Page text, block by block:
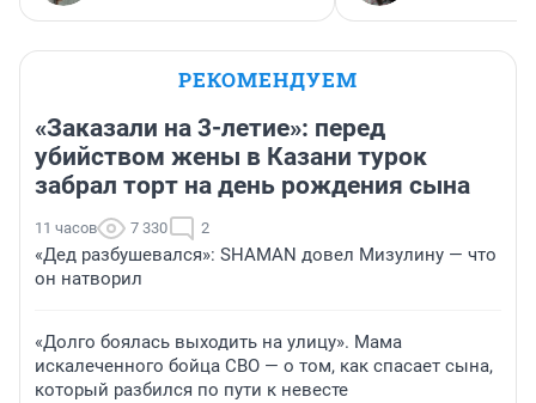
РЕКОМЕНДУЕМ
«Заказали на 3-летие»: перед
убийством жены в Казани турок
забрал торт на день рождения сына
11 часов 7 330 2
«Дед разбушевался»: SHAMAN довел Мизулину — что
он натворил
«Долго боялась выходить на улицу». Мама
искалеченного бойца СВО — о том, как спасает сына,
который разбился по пути к невесте